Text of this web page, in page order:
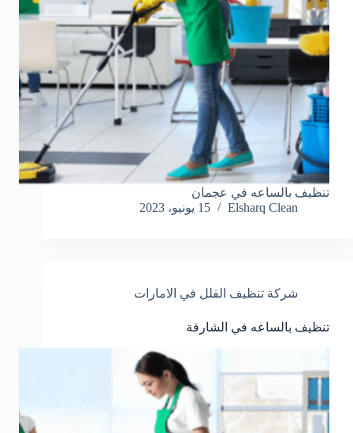
تنظيف بالساعه في عجمان
Elsharq Clean
15 يونيو، 2023
شركة تنظيف الفلل في الامارات
تنظيف بالساعه في الشارقة